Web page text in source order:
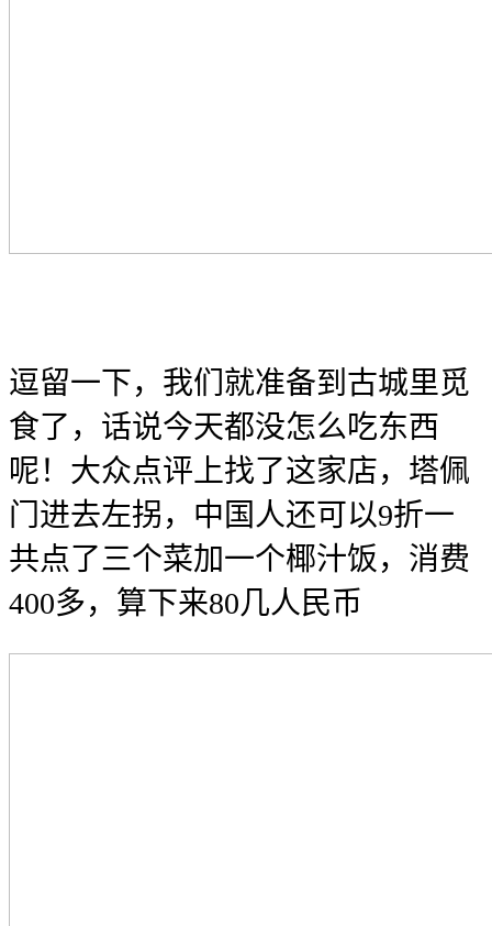
逗留一下，我们就准备到古城里觅
食了，话说今天都没怎么吃东西
呢！大众点评上找了这家店，塔佩
门进去左拐，中国人还可以9折一
共点了三个菜加一个椰汁饭，消费
400多，算下来80几人民币